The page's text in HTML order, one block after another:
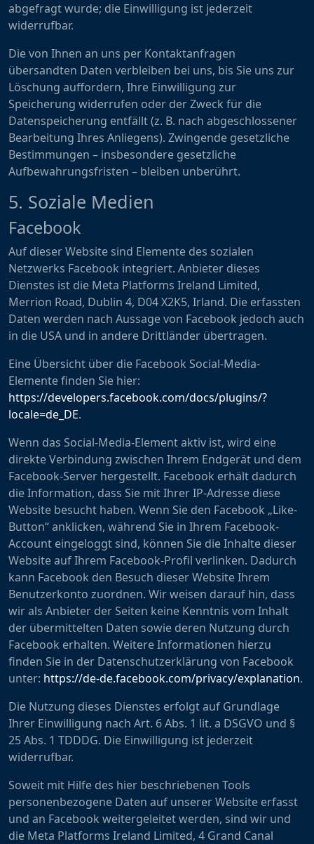
abgefragt wurde; die Einwilligung ist jederzeit
widerrufbar.
Die von Ihnen an uns per Kontaktanfragen
übersandten Daten verbleiben bei uns, bis Sie uns zur
Löschung auffordern, Ihre Einwilligung zur
Speicherung widerrufen oder der Zweck für die
Datenspeicherung entfällt (z. B. nach abgeschlossener
Bearbeitung Ihres Anliegens). Zwingende gesetzliche
Bestimmungen – insbesondere gesetzliche
Aufbewahrungsfristen – bleiben unberührt.
5. Soziale Medien
Facebook
Auf dieser Website sind Elemente des sozialen
Netzwerks Facebook integriert. Anbieter dieses
Dienstes ist die Meta Platforms Ireland Limited,
Merrion Road, Dublin 4, D04 X2K5, Irland. Die erfassten
Daten werden nach Aussage von Facebook jedoch auch
in die USA und in andere Drittländer übertragen.
Eine Übersicht über die Facebook Social-Media-
Elemente finden Sie hier:
https://developers.facebook.com/docs/plugins/?
locale=de_DE.
Wenn das Social-Media-Element aktiv ist, wird eine
direkte Verbindung zwischen Ihrem Endgerät und dem
Facebook-Server hergestellt. Facebook erhält dadurch
die Information, dass Sie mit Ihrer IP-Adresse diese
Website besucht haben. Wenn Sie den Facebook „Like-
Button“ anklicken, während Sie in Ihrem Facebook-
Account eingeloggt sind, können Sie die Inhalte dieser
Website auf Ihrem Facebook-Profil verlinken. Dadurch
kann Facebook den Besuch dieser Website Ihrem
Benutzerkonto zuordnen. Wir weisen darauf hin, dass
wir als Anbieter der Seiten keine Kenntnis vom Inhalt
der übermittelten Daten sowie deren Nutzung durch
Facebook erhalten. Weitere Informationen hierzu
finden Sie in der Datenschutzerklärung von Facebook
unter: https://de-de.facebook.com/privacy/explanation.
Die Nutzung dieses Dienstes erfolgt auf Grundlage
Ihrer Einwilligung nach Art. 6 Abs. 1 lit. a DSGVO und §
25 Abs. 1 TDDDG. Die Einwilligung ist jederzeit
widerrufbar.
Soweit mit Hilfe des hier beschriebenen Tools
personenbezogene Daten auf unserer Website erfasst
und an Facebook weitergeleitet werden, sind wir und
die Meta Platforms Ireland Limited, 4 Grand Canal